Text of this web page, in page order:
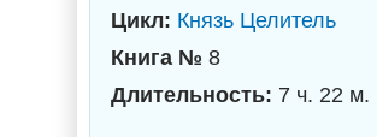
Цикл: Князь Целитель
Книга № 8
Длительность: 7 ч. 22 м.